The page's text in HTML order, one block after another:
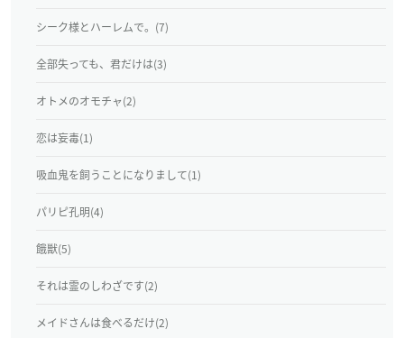
シーク様とハーレムで。(7)
全部失っても、君だけは(3)
オトメのオモチャ(2)
恋は妄毒(1)
吸血鬼を飼うことになりまして(1)
パリピ孔明(4)
餓獣(5)
それは霊のしわざです(2)
メイドさんは食べるだけ(2)